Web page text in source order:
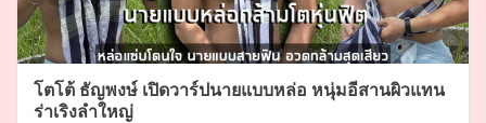
โตโต้ ธัญพงษ์ เปิดวาร์ปนายแบบหล่อ หนุ่มอีสานผิวแทน
ร่าเริงลำใหญ่